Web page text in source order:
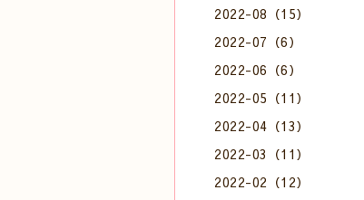
2022-08（15）
2022-07（6）
2022-06（6）
2022-05（11）
2022-04（13）
2022-03（11）
2022-02（12）